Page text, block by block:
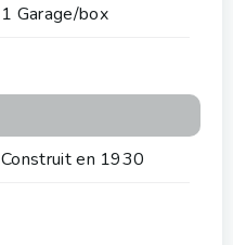
1 Garage/box
Construit en 1930